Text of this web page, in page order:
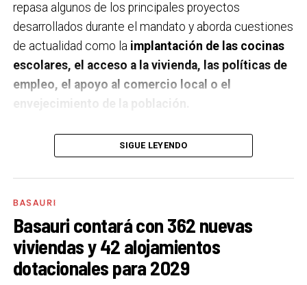
repasa algunos de los principales proyectos
desarrollados durante el mandato y aborda cuestiones
de actualidad como la implantación de las cocinas
escolares, el acceso a la vivienda, las políticas de
empleo, el apoyo al comercio local o el
envejecimiento de la población.
A un año de acabar la legislatura, ¿qué balance
haces de la gestión del PSE en tus áreas dentro
del equipo de gobierno y qué proyectos
los gobiernos sirve para transformar y mejorar la vida
de las personas y, por eso, tan importante como la
gestión en las áreas de nuestra responsabilidad es la
SIGUE LEYENDO
BASAURI
Basauri contará con 362 nuevas
viviendas y 42 alojamientos
dotacionales para 2029